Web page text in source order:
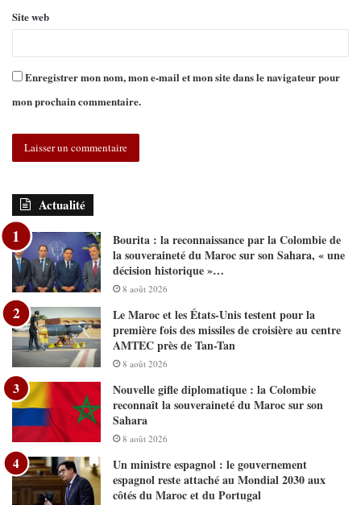
Site web
Enregistrer mon nom, mon e-mail et mon site dans le navigateur pour
mon prochain commentaire.
Actualité
Bourita : la reconnaissance par la Colombie de
la souveraineté du Maroc sur son Sahara, « une
décision historique »…
8 août 2026
Le Maroc et les États-Unis testent pour la
première fois des missiles de croisière au centre
AMTEC près de Tan-Tan
8 août 2026
Nouvelle gifle diplomatique : la Colombie
reconnaît la souveraineté du Maroc sur son
Sahara
8 août 2026
Un ministre espagnol : le gouvernement
espagnol reste attaché au Mondial 2030 aux
côtés du Maroc et du Portugal